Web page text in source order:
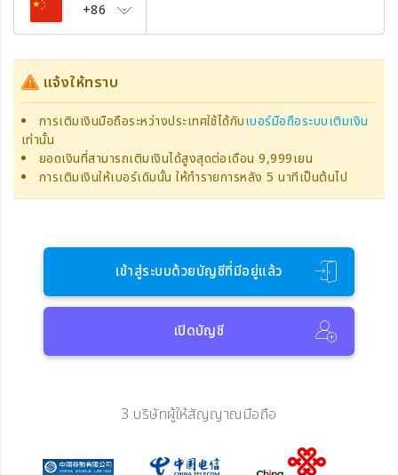
+86
แจ้งให้ทราบ
การเติมเงินมือถือระหว่างประเทศใช้ได้กับเบอร์มือถือระบบเติมเงิน
เท่านั้น
ยอดเงินที่สามารถเติมเงินได้สูงสุดต่อเดือน 9,999เยน
การเติมเงินให้เบอร์เดิมนั้น ให้ทำรายการหลัง 5 นาทีเป็นต้นไป
เข้าสู่ระบบด้วยบัญชีที่มีอยู่แล้ว
เปิดบัญชี
3 บริษัทผู้ให้สัญญาณมือถือ